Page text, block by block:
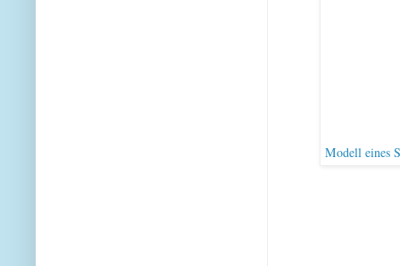
Modell eines